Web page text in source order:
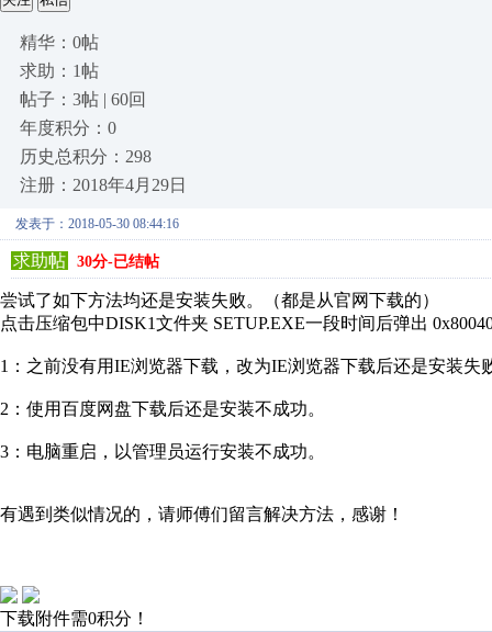
精华：0帖
求助：1帖
帖子：3帖 | 60回
年度积分：0
历史总积分：298
注册：2018年4月29日
发表于：2018-05-30 08:44:16
求助帖 30分-已结帖
尝试了如下方法均还是安装失败。（都是从官网下载的）
点击压缩包中DISK1文件夹 SETUP.EXE一段时间后弹出
1：之前没有用IE浏览器下载，改为IE浏览器下载后还是安装失
2：使用百度网盘下载后还是安装不成功。
3：电脑重启，以管理员运行安装不成功。
有遇到类似情况的，请师傅们留言解决方法，感谢！
下载附件需0积分！